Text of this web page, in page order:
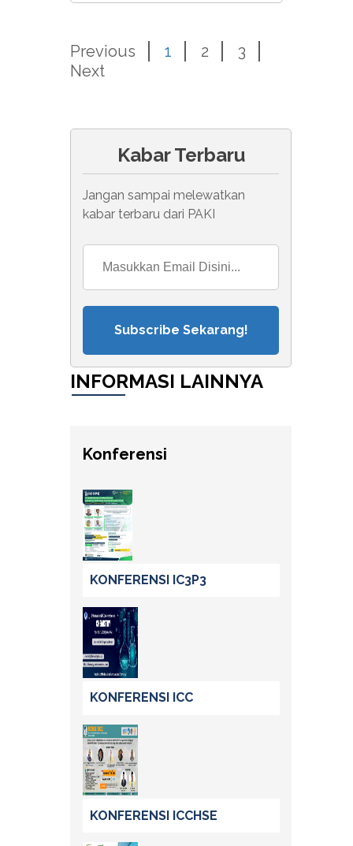
Previous 1 2
3
Next
Kabar Terbaru
Jangan sampai melewatkan
kabar terbaru dari PAKI
Subscribe Sekarang!
INFORMASI LAINNYA
Konferensi
KONFERENSI IC3P3
KONFERENSI ICC
KONFERENSI ICCHSE